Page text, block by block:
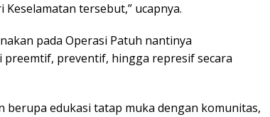
tersebut,” ucapnya.
pada Operasi Patuh nantinya
preemtif, preventif, hingga represif secara
edukasi tatap muka dengan komunitas,